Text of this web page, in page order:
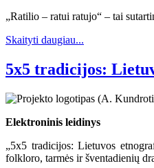
„Ratilio – ratui ratujo“ – tai
Skaityti daugiau...
5x5 tradicijos:
Elektroninis leidinys
„5x5 tradicijos: Lietuvos
folkloro, tarmės ir šventadienių